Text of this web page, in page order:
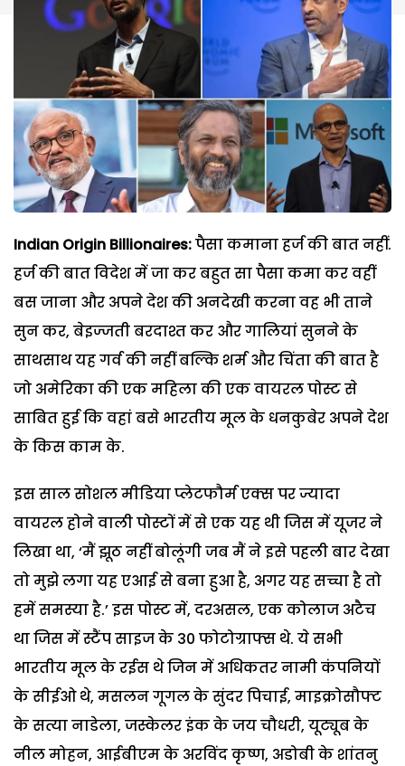
Indian Origin Billionaires:पैसा कमाना हर्ज की बात नहीं.
हर्ज की बात विदेश में जा कर बहुत सा पैसा कमा कर वहीं
बस जाना और अपने देश की अनदेखी करना वह भी ताने
सुन कर, बेइज्जती बरदाश्त कर और गालियां सुनने के
साथसाथ यह गर्व की नहीं बल्कि शर्म और चिंता की बात है
जो अमेरिका की एक महिला की एक वायरल पोस्ट से
साबित हुई कि वहां बसे भारतीय मूल के धनकुबेर अपने देश
के किस काम के.
इस साल सोशल मीडिया प्लेटफौर्म एक्स पर ज्यादा
वायरल होने वाली पोस्टों में से एक यह थी जिस में यूजर ने
लिखा था, ‘मैं झूठ नहीं बोलूंगी जब मैं ने इसे पहली बार देखा
तो मुझे लगा यह एआई से बना हुआ है, अगर यह सच्चा है तो
हमें समस्या है.’ इस पोस्ट में, दरअसल, एक कोलाज अटैच
था जिस में स्टैंप साइज के 30 फोटोग्राफ्स थे. ये सभी
भारतीय मूल के रईस थे जिन में अधिकतर नामी कंपनियों
के सीईओ थे, मसलन गूगल के सुंदर पिचाई, माइक्रोसौफ्ट
के सत्या नाडेला, जस्केलर इंक के जय चौधरी, यूट्यूब के
नील मोहन, आईबीएम के अरविंद कृष्ण, अडोबी के शांतनु